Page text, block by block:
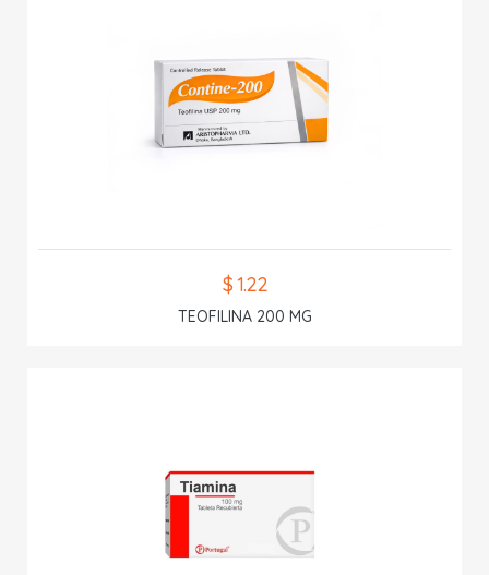
$ 1.22
TEOFILINA 200 MG